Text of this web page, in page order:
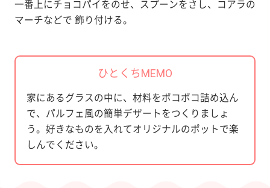
一番上にチョコパイをのせ、スプーンをさし、コアラの
マーチなどで 飾り付ける。
ひとくちMEMO
家にあるグラスの中に、材料をポコポコ詰め込ん
で、パルフェ風の簡単デザートをつくりましょ
う。好きなものを入れてオリジナルのポットで楽
しんでください。